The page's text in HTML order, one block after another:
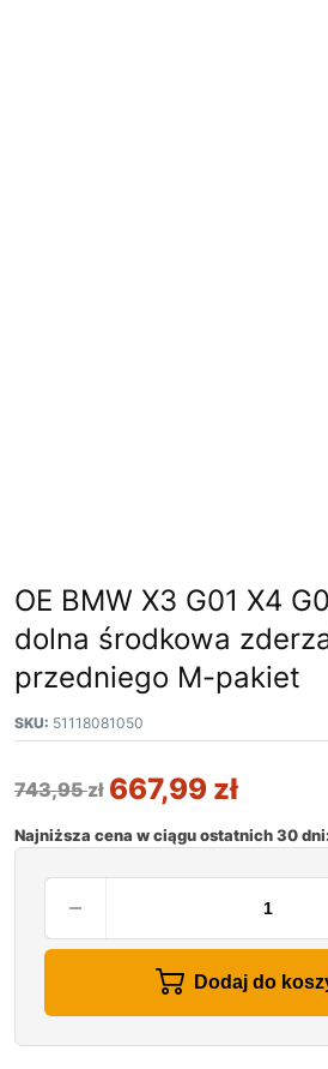
OE BMW X3 G01 X4
dolna środkowa
przedniego M-pakiet
SKU: 51118081050
743,95zł 667,99 zł
Najniższa cena w ciągu ostatnich 30 dni:
Dodaj do